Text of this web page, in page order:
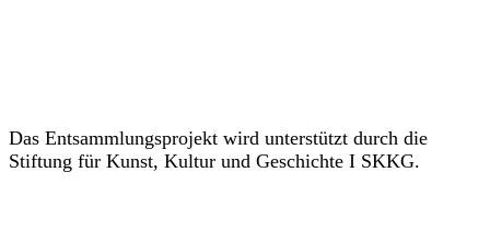
Das Entsammlungsprojekt wird unterstützt durch die
Stiftung für Kunst, Kultur und Geschichte I SKKG.